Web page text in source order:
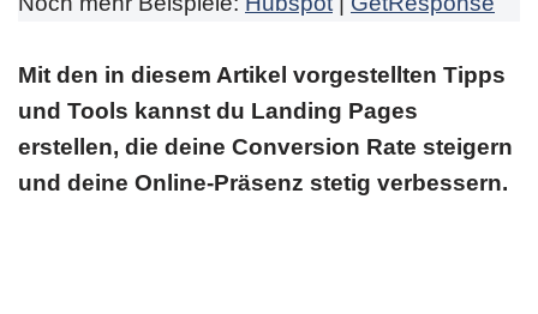
Mit den in diesem Artikel vorgestellten Tipps
und Tools kannst du Landing Pages
erstellen, die deine Conversion Rate steigern
und deine Online-Präsenz stetig verbessern.